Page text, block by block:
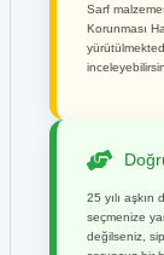
Sarf
Korunması
25 yılı aşkın
seçmenize
değilseniz,